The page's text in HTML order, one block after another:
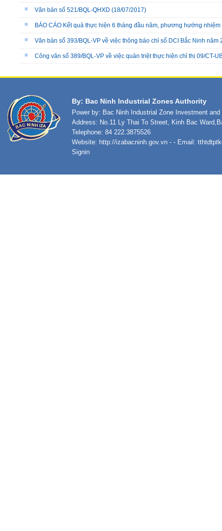
Văn bản số 521/BQL-QHXD (18/07/2017)
BÁO CÁO Kết quả thực hiện 6 tháng đầu năm, phương hướng
Văn bản số 393/BQL-VP về việc thông báo chỉ số DCI Bắc Ninh năm
Công văn số 389/BQL-VP về việc quản triệt thực hiện chỉ thị 09/CT-
By: Bac Ninh Industrial Zones Authority
Power by: Bac Ninh Industrial Zone Investment
Address: No.11 Ly Thai To Street, Kinh Bac
Telephone: 84 222.3875526
Website: http://izabacninh.gov.vn - - Email:
Signin